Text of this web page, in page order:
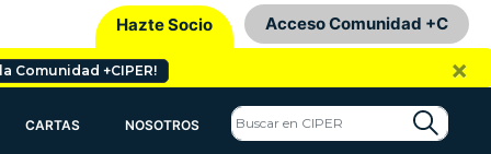
Hazte Socio Acceso Comunidad +C
la Comunidad +CIPER! ×
CARTAS NOSOTROS